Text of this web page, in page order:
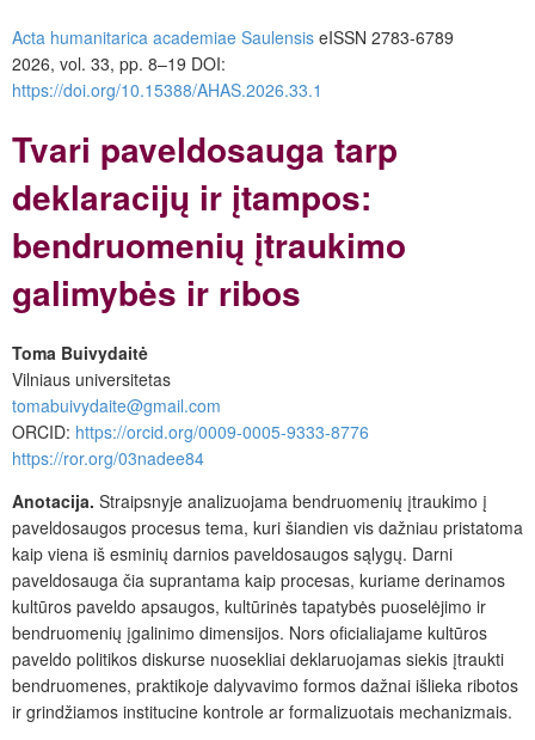
Acta humanitarica academiae Saulensis eISSN 2783-6789
2026, vol. 33, pp. 8–19 DOI:
https://doi.org/10.15388/AHAS.2026.33.1
Tvari paveldosauga tarp
deklaracijų ir įtampos:
bendruomenių įtraukimo
galimybės ir ribos
Toma Buivydaitė
Vilniaus universitetas
tomabuivydaite@gmail.com
ORCID: https://orcid.org/0009-0005-9333-8776
https://ror.org/03nadee84
Anotacija. Straipsnyje analizuojama bendruomenių įtraukimo į
paveldosaugos procesus tema, kuri šiandien vis dažniau pristatoma
kaip viena iš esminių darnios paveldosaugos sąlygų. Darni
paveldosauga čia suprantama kaip procesas, kuriame derinamos
kultūros paveldo apsaugos, kultūrinės tapatybės puoselėjimo ir
bendruomenių įgalinimo dimensijos. Nors oficialiajame kultūros
paveldo politikos diskurse nuosekliai deklaruojamas siekis įtraukti
bendruomenes, praktikoje dalyvavimo formos dažnai išlieka ribotos
ir grindžiamos institucine kontrole ar formalizuotais mechanizmais.